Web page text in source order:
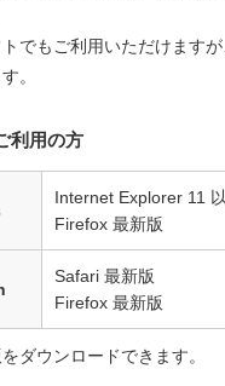
でもご利用いただけます
。
利用の方
Internet Explorer 11
Firefox 最新版
Safari 最新版
Firefox 最新版
ダウンロードできます。